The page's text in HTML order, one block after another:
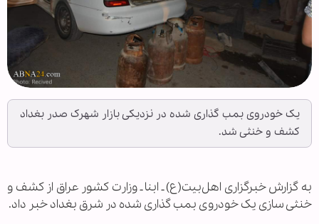
یک خودروی بمب گذاری شده در نزدیکی بازار شهرک صدر بغداد
کشف و خنثی شد.
به گزارش خبرگزاری اهل‌بیت(ع) ـ ابنا ـ وزارت کشور عراق از کشف و
خنثی سازی یک خودروی بمب گذاری شده در شرق بغداد خبر داد.